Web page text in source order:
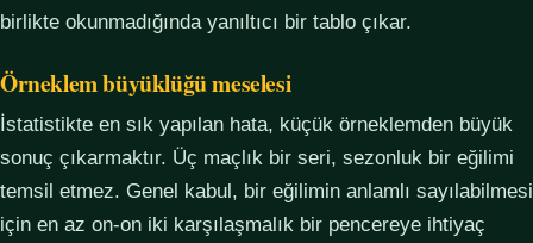
birlikte okunmadığında yanıltıcı bir tablo çıkar.
Örneklem büyüklüğü meselesi
İstatistikte en sık yapılan hata, küçük örneklemden büyük
sonuç çıkarmaktır. Üç maçlık bir seri, sezonluk bir eğilimi
temsil etmez. Genel kabul, bir eğilimin anlamlı sayılabilmesi
için en az on-on iki karşılaşmalık bir pencereye ihtiyaç